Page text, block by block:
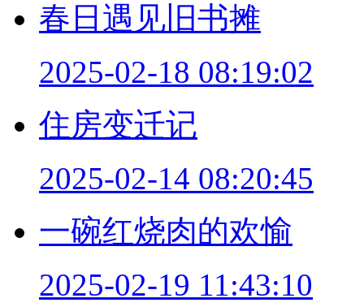
春日遇见旧书摊
2025-02-18 08:19:02
住房变迁记
2025-02-14 08:20:45
一碗红烧肉的欢愉
2025-02-19 11:43:10